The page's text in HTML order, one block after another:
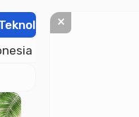
Open
×